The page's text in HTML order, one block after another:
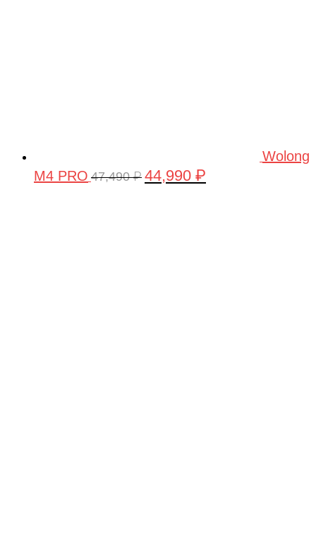
Wolong
M4 PRO 47,490₽ Первоначальная
44,990 ₽